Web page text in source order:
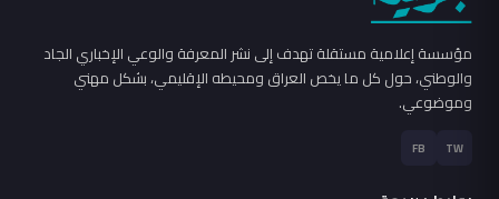
مؤسسة إعلامية مستقلة تهدف إلى نشر المعرفة والوعي الإخباري الجاد
والوطني، حول كل ما يخص العراق ومحيطه الإقليمي، بشكل مهني
وموضوعي.
TW
FB